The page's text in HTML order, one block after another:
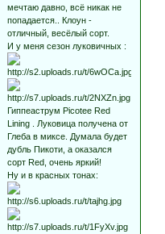
мечтаю давно, всё никак не
попадается.. Клоун -
отличный, весёлый сорт.
И у меня сезон луковичных :
Гиппеаструм Picotee Red
Lining . Луковица получена от
Глеба в миксе. Думала будет
дубль Пикоти, а оказался
сорт Red, очень яркий!
Ну и в красных тонах: